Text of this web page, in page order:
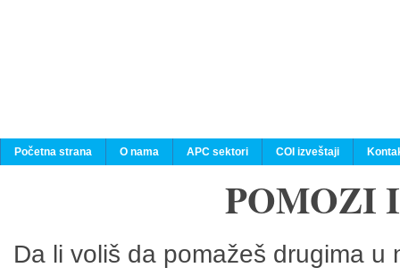
Početna strana O nama APC sektori COI izveštaji
POMOZI
Da li voliš da pomažeš drugima